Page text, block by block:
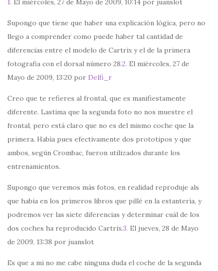
Supongo que tiene que haber una explicación lógica, pero no
llego a comprender como puede haber tal cantidad de
diferencias entre el modelo de Cartrix y el de la primera
fotografia con el dorsal número 28.2. El miércoles, 27 de
Mayo de 2009, 13:20 por Delfi_r
Creo que te refieres al frontal, que es manifiestamente
diferente. Lastima que la segunda foto no nos muestre el
frontal, pero está claro que no es del mismo coche que la
primera. Había pues efectivamente dos prototipos y que
ambos, según Crombac, fueron utilizados durante los
entrenamientos.
Supongo que veremos más fotos, en realidad reproduje als
que había en los primeros libros que pillé en la estantería, y
podremos ver las siete diferencias y determinar cuál de los
dos coches ha reproducido Cartrix.3. El jueves, 28 de Mayo
de 2009, 13:38 por juanslot
Es que a mi no me cabe ninguna duda el coche de la segunda